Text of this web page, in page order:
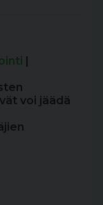
|
voi jäädä